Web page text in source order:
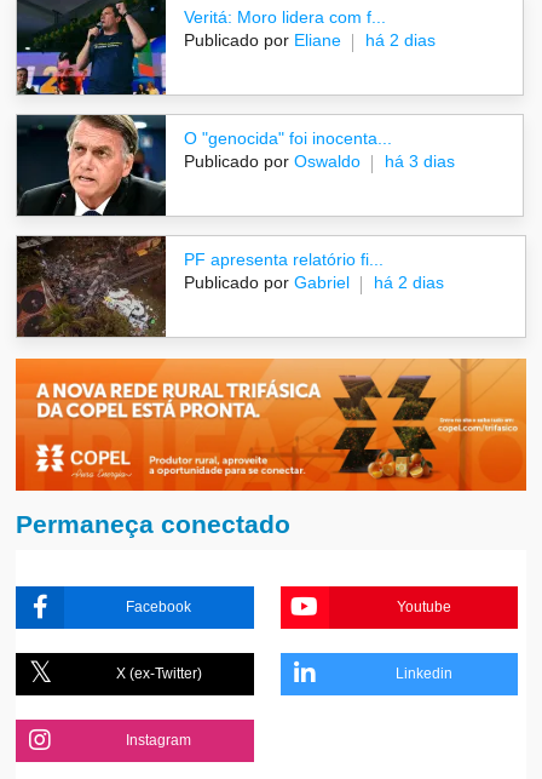
Veritá: Moro lidera com f...
Publicado por Eliane há 2 dias
O "genocida" foi inocenta...
Publicado por Oswaldo há 3 dias
PF apresenta relatório fi...
Publicado por Gabriel há 2 dias
Permaneça conectado
Facebook Youtube
X (ex-Twitter) Linkedin
Instagram